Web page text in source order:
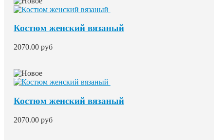
Костюм женский вязаный
2070.00 руб
Костюм женский вязаный
2070.00 руб